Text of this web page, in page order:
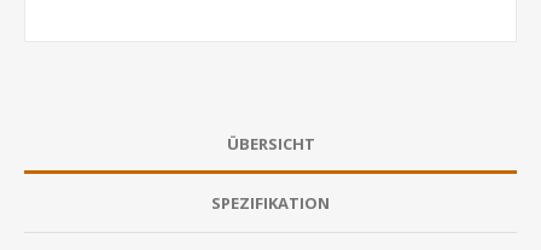
ÜBERSICHT
SPEZIFIKATION